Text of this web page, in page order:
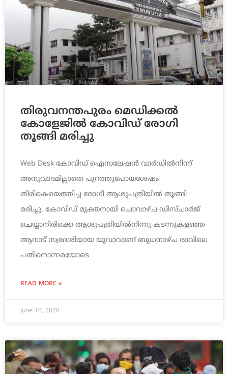
തിരുവനന്തപുരം മെ‍ഡിക്കല്‍
കോളേജില്‍ കോവിഡ് രോഗി
തൂങ്ങി മരിച്ചു
Web Desk കോവിഡ് ഐസലേഷൻ വാർഡിൽനിന്ന്
അനുവാദമില്ലാതെ പുറത്തുപോയശേഷം
തിരികെയെത്തിച്ച രോഗി ആശുപത്രിയിൽ തൂങ്ങി
മരിച്ചു. കോവിഡ് മുക്തനായി ചൊവാഴ്ച ഡിസ്ചാർജ്
ചെയ്യാനിരിക്കെ ആശുപത്രിയിൽനിന്നു കടന്നുകളഞ്ഞ
ആനാട് സ്വദേശിയായ യുവാവാണ് ബുധനാഴ്ച രാവിലെ
പതിനൊന്നരയോടെ
READ MORE »
June 10, 2020